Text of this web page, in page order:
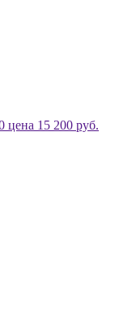
15 200 руб.